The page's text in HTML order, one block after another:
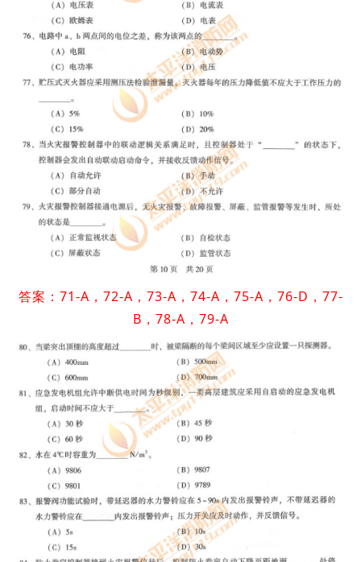
答案：71-A，72-A，73-A，74-A，75-A，76-D，77-
B，78-A，79-A